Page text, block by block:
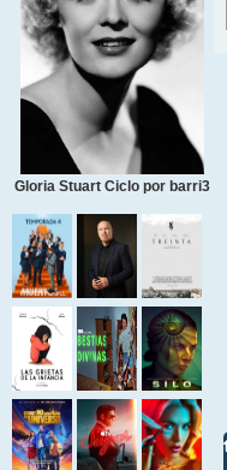
Gloria Stuart Ciclo por barri3